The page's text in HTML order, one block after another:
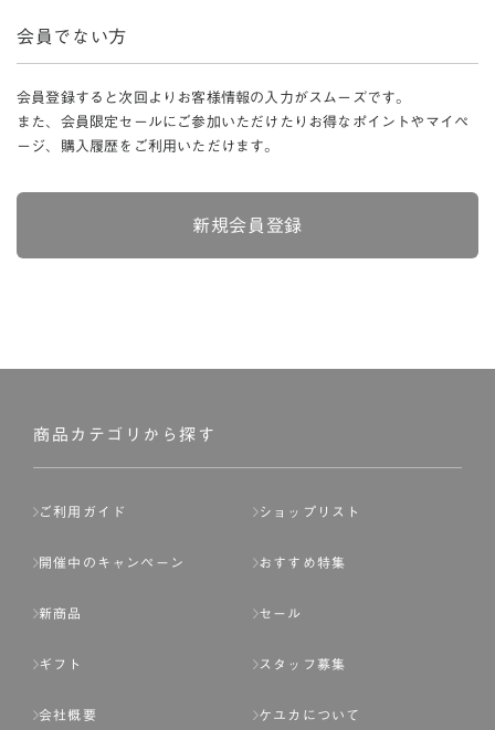
会員でない方
会員登録すると次回よりお客様情報の入力がスムーズです。
また、会員限定セールにご参加いただけたりお得なポイントやマイペ
ージ、購入履歴をご利用いただけます。
新規会員登録
商品カテゴリから探す
ご利用ガイド ショップリスト
開催中のキャンペーン おすすめ特集
新商品 セール
ギフト スタッフ募集
会社概要 ケユカについて